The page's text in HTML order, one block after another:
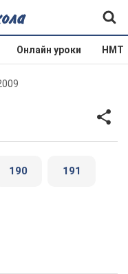
Онлайн уроки НМТ
190 191